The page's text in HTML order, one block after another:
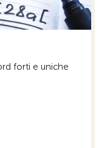
forti e uniche